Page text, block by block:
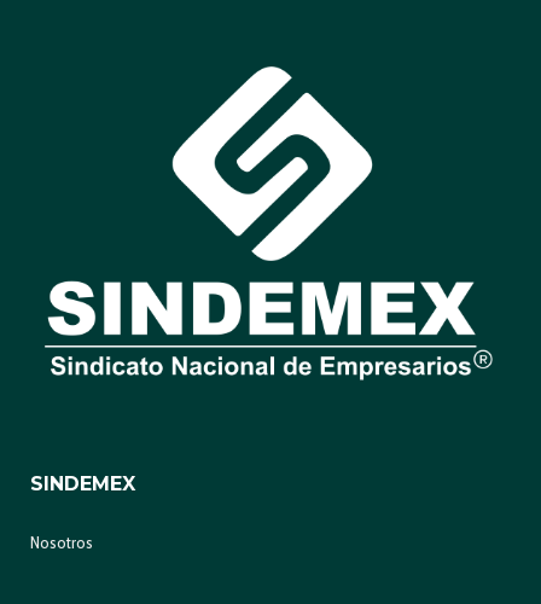
SINDEMEX
Nosotros